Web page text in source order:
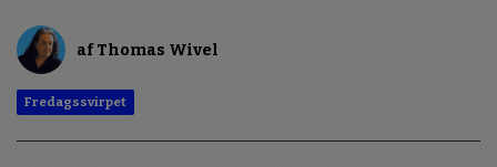
af Thomas Wivel
Fredagssvirpet